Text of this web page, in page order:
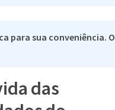
para sua conveniência. O
das